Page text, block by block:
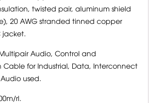
twisted pair, aluminum shield
20 AWG stranded tinned copper
jacket.
Audio, Control and
Cable for Industrial, Data, Interconnect
used.
rl.